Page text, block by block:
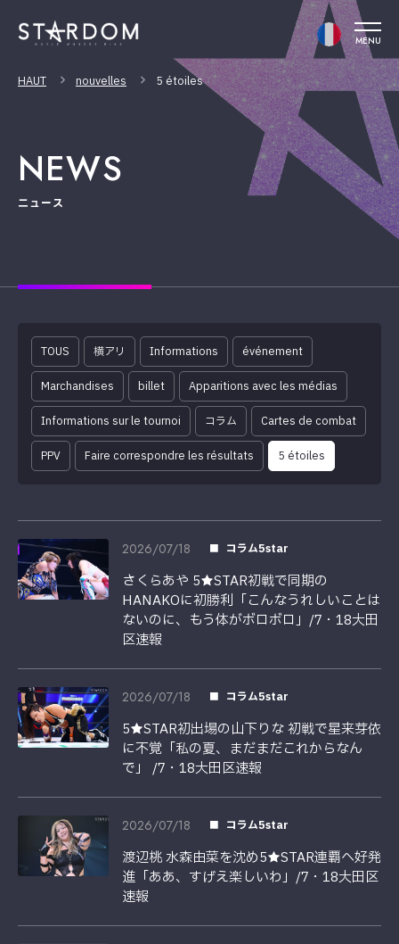
MENU
HAUT nouvelles 5 étoiles
NEWS
ニュース
TOUS 横アリ Informations événement
Marchandises billet Apparitions avec les médias
Informations sur le tournoi コラム Cartes de combat
PPV Faire correspondre les résultats 5 étoiles
2026/07/18 コラム5star
さくらあや 5★STAR初戦で同期の
HANAKOに初勝利「こんなうれしいことは
ないのに、もう体がボロボロ」/7・18大田
区速報
2026/07/18 コラム5star
5★STAR初出場の山下りな 初戦で星来芽依
に不覚「私の夏、まだまだこれからなん
で」 /7・18大田区速報
2026/07/18 コラム5star
渡辺桃 水森由菜を沈め5★STAR連覇へ好発
進「ああ、すげえ楽しいわ」/7・18大田区
速報